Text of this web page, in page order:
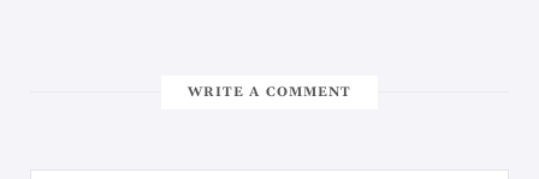
WRITE A COMMENT